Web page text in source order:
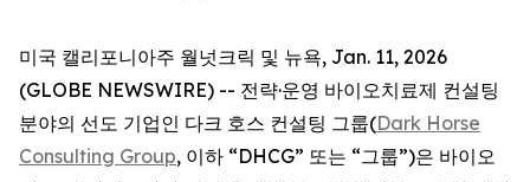
미국 캘리포니아주 월넛크릭 및 뉴욕, Jan. 11, 2026
(GLOBE NEWSWIRE) -- 전략·운영 바이오치료제 컨설팅
분야의 선도 기업인 다크 호스 컨설팅 그룹(Dark Horse
Consulting Group, 이하 “DHCG” 또는 “그룹”)은 바이오